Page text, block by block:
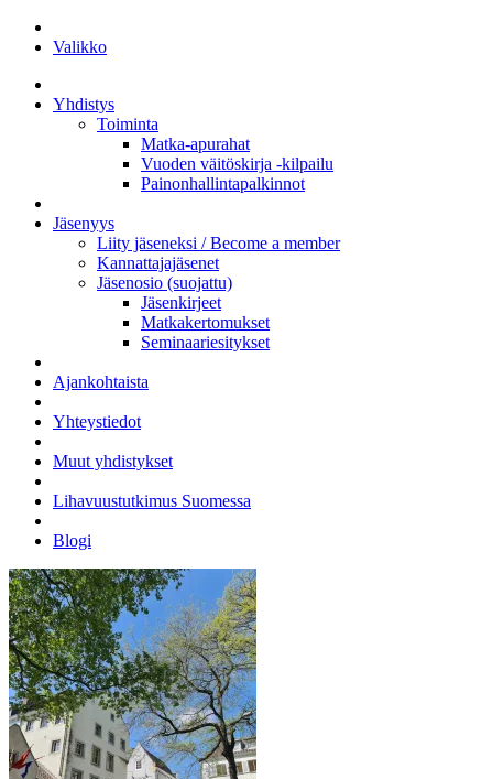
Valikko
Yhdistys
Toiminta
Matka-apurahat
Vuoden väitöskirja -kilpailu
Painonhallintapalkinnot
Jäsenyys
Liity jäseneksi / Become a member
Kannattajajäsenet
Jäsenosio (suojattu)
Jäsenkirjeet
Matkakertomukset
Seminaariesitykset
Ajankohtaista
Yhteystiedot
Muut yhdistykset
Lihavuustutkimus Suomessa
Blogi